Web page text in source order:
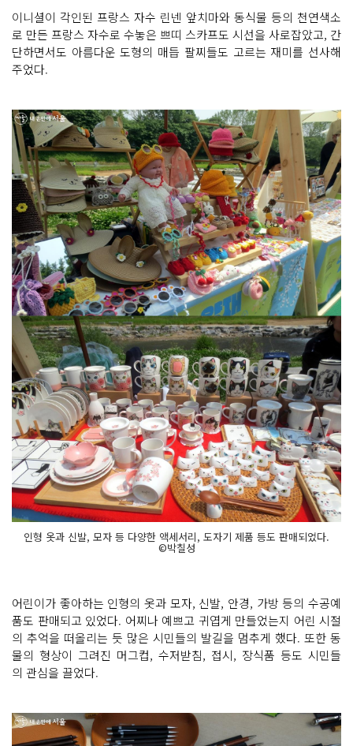
이니셜이 각인된 프랑스 자수 린넨 앞치마와 동식물 등의 천연색소
로 만든 프랑스 자수로 수놓은 쁘띠 스카프도 시선을 사로잡았고, 간
단하면서도 아름다운 도형의 매듭 팔찌들도 고르는 재미를 선사해
주었다.
인형 옷과 신발, 모자 등 다양한 액세서리, 도자기 제품 등도 판매되었다.
©박칠성
어린이가 좋아하는 인형의 옷과 모자, 신발, 안경, 가방 등의 수공예
품도 판매되고 있었다. 어찌나 예쁘고 귀엽게 만들었는지 어린 시절
의 추억을 떠올리는 듯 많은 시민들의 발길을 멈추게 했다. 또한 동
물의 형상이 그려진 머그컵, 수저받침, 접시, 장식품 등도 시민들
의 관심을 끌었다.